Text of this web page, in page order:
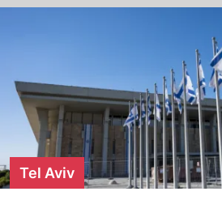
Tel Aviv